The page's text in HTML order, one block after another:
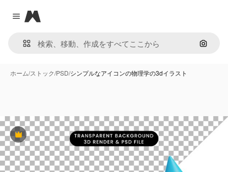
Close menu
Magnific
画像で
ホーム/ストック/PSD/シンプルなアイコンの物理学の3dイラスト
Premium